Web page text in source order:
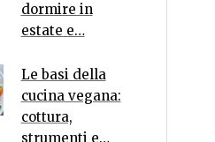
dormire in
estate e…
Le basi della
cucina vegana:
cottura,
strumenti e…